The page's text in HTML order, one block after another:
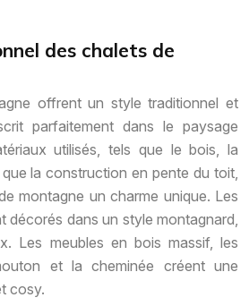
des chalets de
offrent un style traditionnel et
parfaitement dans le paysage
utilisés, tels que le bois, la
la construction en pente du toit,
montagne un charme unique. Les
décorés dans un style montagnard,
Les meubles en bois massif, les
et la cheminée créent une
cosy.